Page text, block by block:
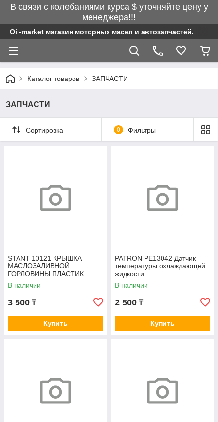
В связи с колебаниями курса $ уточняйте цену у
менеджера!!!
Oil-market магазин моторных масел и автозапчастей.
Каталог товаров ЗАПЧАСТИ
ЗАПЧАСТИ
Сортировка 0 Фильтры
STANT 10121 КРЫШКА
МАСЛОЗАЛИВНОЙ
ГОРЛОВИНЫ ПЛАСТИК
В наличии
3 500 ₸
Купить
PATRON PE13042 Датчик
температуры охлаждающей
жидкости
В наличии
2 500 ₸
Купить